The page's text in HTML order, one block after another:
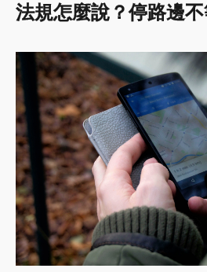
法規怎麼說？停路邊不